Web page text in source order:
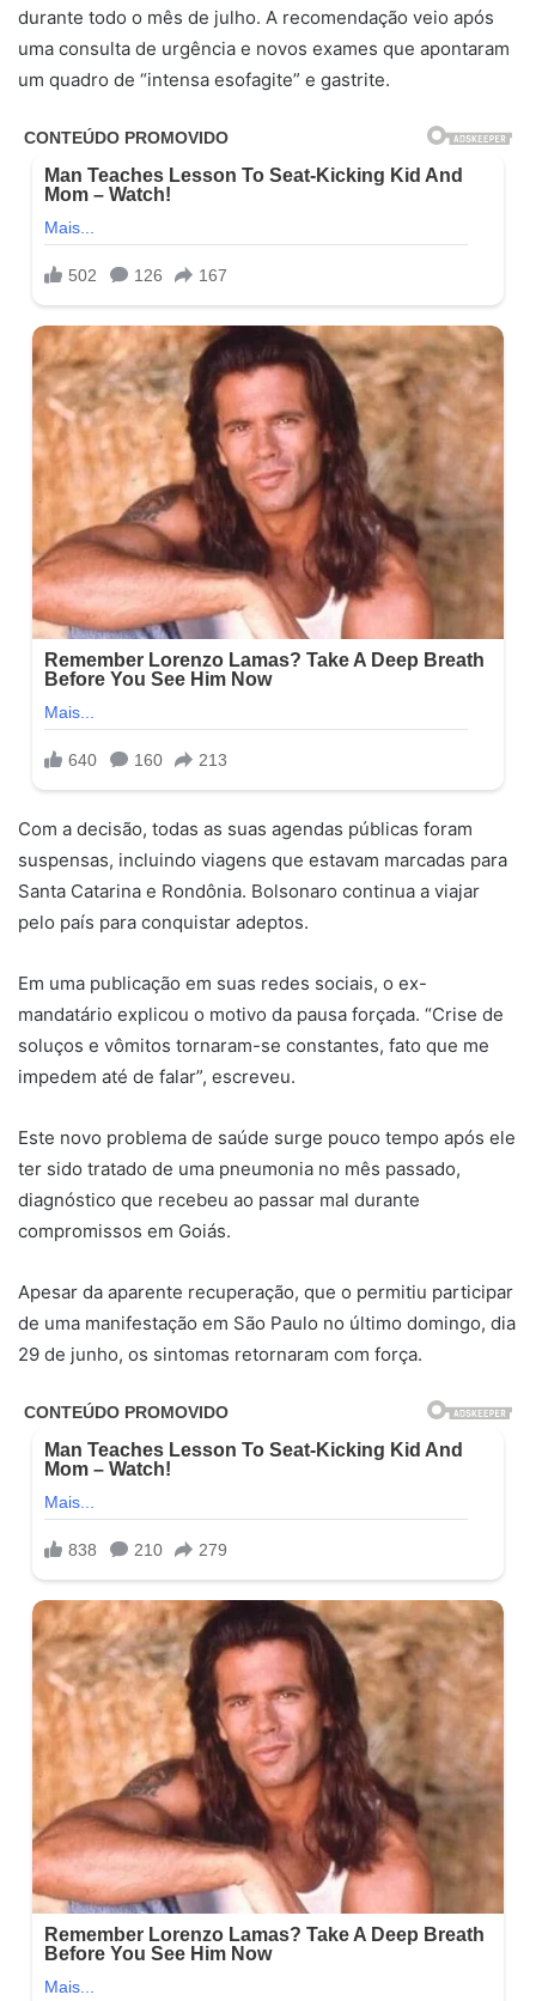
durante todo o mês de julho. A recomendação veio após
uma consulta de urgência e novos exames que apontaram
um quadro de “intensa esofagite” e gastrite.
Com a decisão, todas as suas agendas públicas foram
suspensas, incluindo viagens que estavam marcadas para
Santa Catarina e Rondônia. Bolsonaro continua a viajar
pelo país para conquistar adeptos.
Em uma publicação em suas redes sociais, o ex-
mandatário explicou o motivo da pausa forçada. “Crise de
soluços e vômitos tornaram-se constantes, fato que me
impedem até de falar”, escreveu.
Este novo problema de saúde surge pouco tempo após ele
ter sido tratado de uma pneumonia no mês passado,
diagnóstico que recebeu ao passar mal durante
compromissos em Goiás.
Apesar da aparente recuperação, que o permitiu participar
de uma manifestação em São Paulo no último domingo, dia
29 de junho, os sintomas retornaram com força.